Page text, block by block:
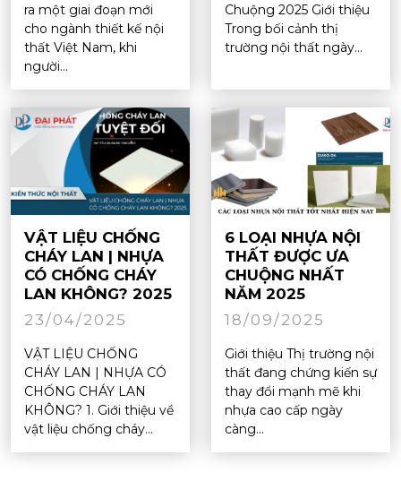
ra một giai đoạn mới
cho ngành thiết kế nội
thất Việt Nam, khi
người...
Chuộng 2025 Giới thiệu
Trong bối cảnh thị
trường nội thất ngày...
VẬT LIỆU CHỐNG
CHÁY LAN | NHỰA
CÓ CHỐNG CHÁY
LAN KHÔNG? 2025
23/04/2025
VẬT LIỆU CHỐNG
CHÁY LAN | NHỰA CÓ
CHỐNG CHÁY LAN
KHÔNG? 1. Giới thiệu về
vật liệu chống cháy...
6 LOẠI NHỰA NỘI
THẤT ĐƯỢC ƯA
CHUỘNG NHẤT
NĂM 2025
18/09/2025
Giới thiệu Thị trường nội
thất đang chứng kiến sự
thay đổi mạnh mẽ khi
nhựa cao cấp ngày
càng...